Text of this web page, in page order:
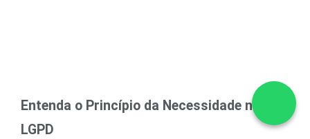
Entenda o Princípio da Necessidade na
LGPD